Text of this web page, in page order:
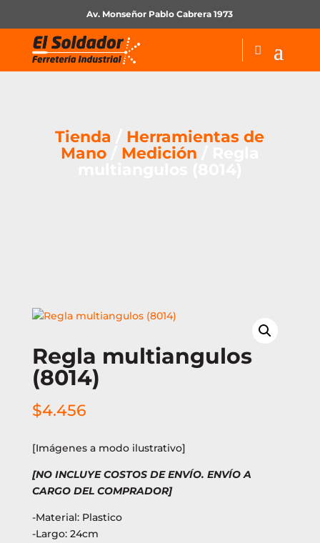
Av. Monseñor Pablo Cabrera 1973
Tienda
Herramientas de
Mano/ Medición
Regla multiangulos
(8014)
$4.456
[Imágenes a modo ilustrativo]
[NO INCLUYE COSTOS DE ENVÍO. ENVÍO A
CARGO DEL COMPRADOR]
-Material: Plastico
-Largo: 24cm